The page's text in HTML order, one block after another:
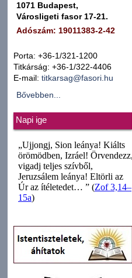
1071 Budapest,
Városligeti fasor 17-21.
Adószám: 19011383-2-42
Porta: +36-1/321-1200
Titkárság: +36-1/322-4406
E-mail: titkarsag@fasori.hu
Bővebben...
Napi ige